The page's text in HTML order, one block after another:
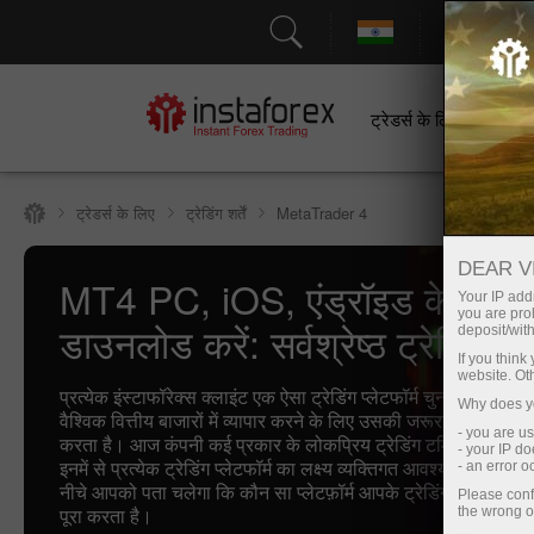
सहायता
ट्रेडर्स के लिए
ट्रेडर्स के लिए ट्रेडिंग शर्तें MetaTrader 4
MT4 PC, iOS, एंड्रॉइड के लिए
डाउनलोड करें: सर्वश्रेष्ठ ट्रेडिंग
प्रत्येक इंस्टाफॉरेक्स क्लाइंट एक ऐसा ट्रेडिंग प्लेटफॉर्म चुनने के लिए
वैश्विक वित्तीय बाजारों में व्यापार करने के लिए उसकी जरूरतों को सबसे
करता है। आज कंपनी कई प्रकार के लोकप्रिय ट्रेडिंग टर्मिनल प्रदान
इनमें से प्रत्येक ट्रेडिंग प्लेटफॉर्म का लक्ष्य व्यक्तिगत आवश्यकताओं को
नीचे आपको पता चलेगा कि कौन सा प्लेटफ़ॉर्म आपके ट्रेडिंग उद्देश्यों
पूरा करता है।
DEAR
Your IP
you are
deposit/
If you
website.
Why does
- you are
- your IP
- an error
Please
the wrong